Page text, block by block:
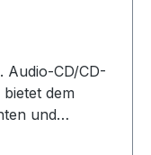
Audio-CD/CD-
und